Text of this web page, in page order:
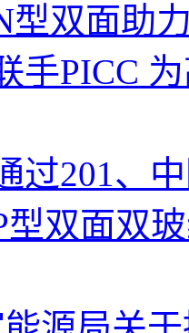
型双面助
手PICC
过201、
型双面双